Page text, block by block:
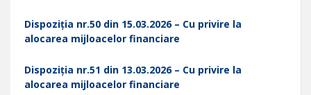
Dispoziția nr.50 din 15.03.2026 – Cu privire la
alocarea mijloacelor financiare
Dispoziția nr.51 din 13.03.2026 – Cu privire la
alocarea mijloacelor financiare